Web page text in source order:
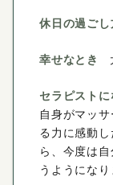
休日の過ごし
幸せなとき
セラピスト
自身がマッ
る力に感動
ら、今度は
うようになり